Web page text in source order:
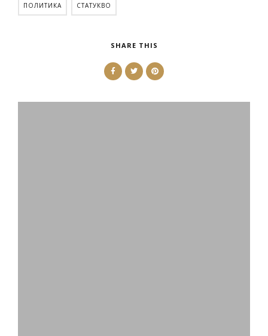
ПОЛИТИКА СТАТУКВО
SHARE THIS